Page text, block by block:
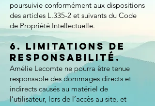
poursuivie conformément aux dispositions
des articles L.335-2 et suivants du Code
de Propriété Intellectuelle.
6. Limitations de
responsabilité.
Amélie Lecomte ne pourra être tenue
responsable des dommages directs et
indirects causés au matériel de
l’utilisateur, lors de l’accès au site, et